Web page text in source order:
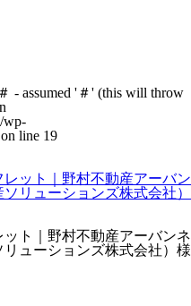
- assumed '＃' (this will throw
wp-
on line 19
ット｜野村不動産アーバンネ
ューションズ株式会社）様